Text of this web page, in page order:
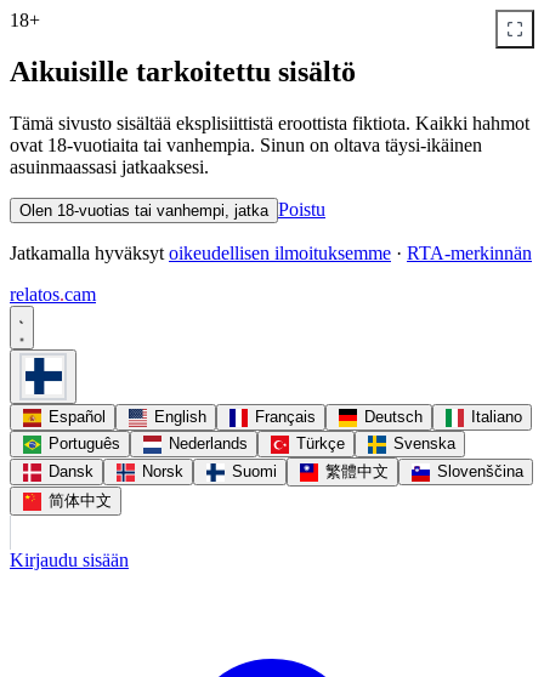
18+
Aikuisille tarkoitettu sisältö
Tämä sivusto sisältää eksplisiittistä eroottista fiktiota. Kaikki hahmot
ovat 18-vuotiaita tai vanhempia. Sinun on oltava täysi-ikäinen
asuinmaassasi jatkaaksesi.
Olen 18-vuotias tai vanhempi, jatka Poistu
Jatkamalla hyväksyt oikeudellisen ilmoituksemme · RTA-merkinnän
relatos.cam
Español English Français Deutsch
Italiano
Português
Nederlands Türkçe
Svenska
Dansk
Norsk Suomi 繁體中文
Slovenščina
简体中文
Kirjaudu sisään